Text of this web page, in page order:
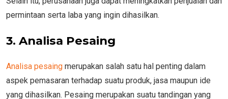
permintaan serta laba yang ingin dihasilkan.
3. Analisa Pesaing
Analisa pesaing merupakan salah satu hal penting dalam
aspek pemasaran terhadap suatu produk, jasa maupun ide
yang dihasilkan. Pesaing merupakan suatu tandingan yang